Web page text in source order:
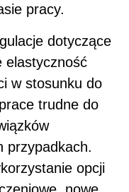
pracy.
dotyczące
elastyczność
w stosunku do
trudne do
przypadkach.
opcji
nowe